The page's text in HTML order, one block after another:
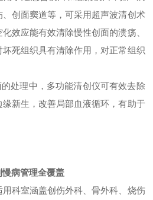
创面窦道等，可采用超声波清创术
效应能有效清除慢性创面的溃疡、
死组织具有清除作用，对正常组织
处理中，多功能清创仪可有效去除
新生，改善局部血液循环，有助于
病管理全覆盖
科室涵盖创伤外科、骨外科、烧伤